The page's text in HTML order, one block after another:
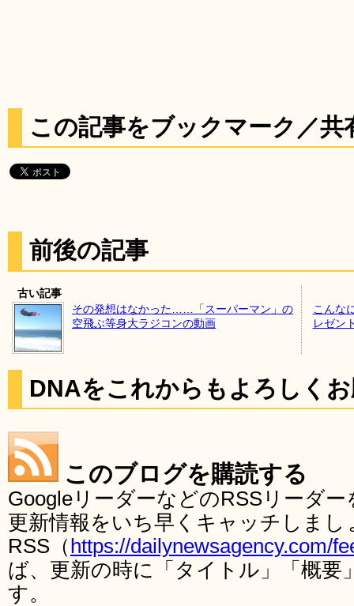
この記事をブックマーク／共
前後の記事
古い記事
その発想はなかった……「スーパーマン」の
空飛ぶ等身大ラジコンの動画
こんな
レゼン
DNAをこれからもよろしく
このブログを購読する
GoogleリーダーなどのRSSリーダ
更新情報をいち早くキャッチしま
RSS（ https://dailynewsagency.com/
ば、更新の時に「タイトル」「概要
す。